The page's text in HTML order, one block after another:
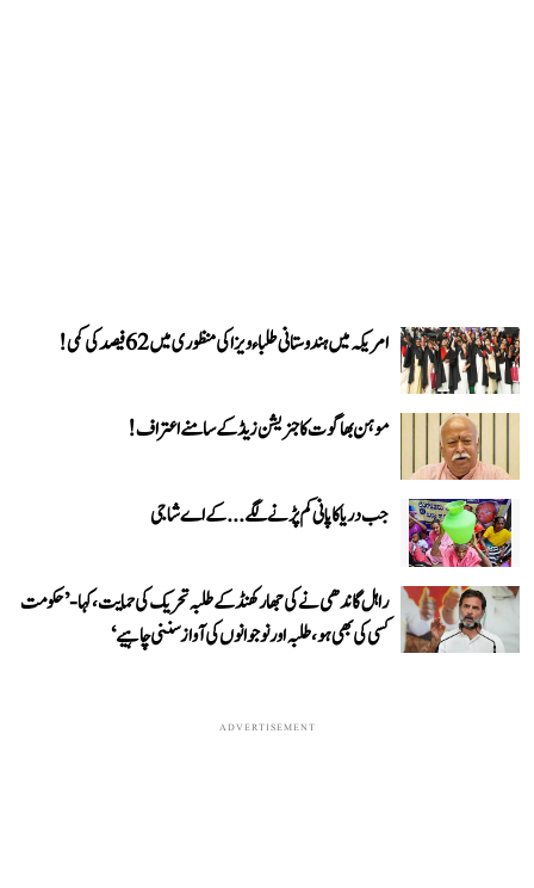
امریکہ میں ہندوستانی طلباء ویزا کی منظوری میں 62 فیصد کی کمی!
موہن بھاگوت کا جنریشن زیڈ کے سامنے اعتراف!
جب دریا کا پانی کم پڑنے لگے...کے اے شاجی
راہل گاندھی نے کی جھارکھنڈ کے طلبہ تحریک کی حمایت، کہا- ’حکومت
کسی کی بھی ہو، طلبہ اور نوجوانوں کی آواز سننی چاہیے‘
ADVERTISEMENT